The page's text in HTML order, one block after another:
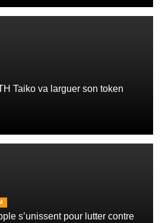
Taiko va larguer son token
s’unissent pour lutter contre